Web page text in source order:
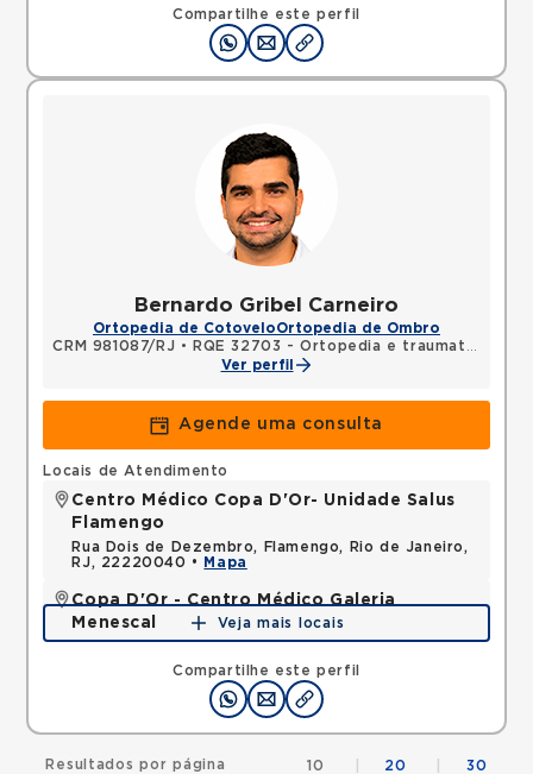
Compartilhe este perfil
Bernardo Gribel Carneiro
Ortopedia de CotoveloOrtopedia de Ombro
CRM 981087/RJ •
RQE 32703 - Ortopedia e traumatologia
Ver perfil
Agende uma consulta
Compartilhe este perfil
Locais de Atendimento
Centro Médico Copa D'Or- Unidade Salus
Flamengo
Rua Dois de Dezembro, Flamengo, Rio de Janeiro,
RJ, 22220040 •
Mapa
Copa D'Or - Centro Médico Galeria
Menescal
Avenida Nossa Senhora de Copacabana,
Copacabana, Rio de Janeiro, RJ, 22050903 •
Veja mais locais
Resultados por página 10 20 30